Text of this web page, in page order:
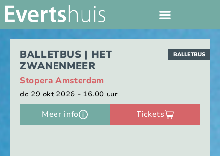
BALLETBUS
BALLETBUS | HET
ZWANENMEER
Stopera Amsterdam
do 29 okt 2026 - 16.00 uur
Meer info Tickets